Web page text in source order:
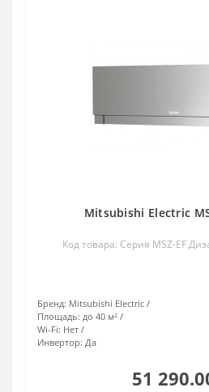
Mitsubishi Electric
Код товара: Серия MSZ-EF
Бренд: Mitsubishi Electric
Площадь: до 40 м²
Wi-Fi: Нет
Инвертор: Да
51